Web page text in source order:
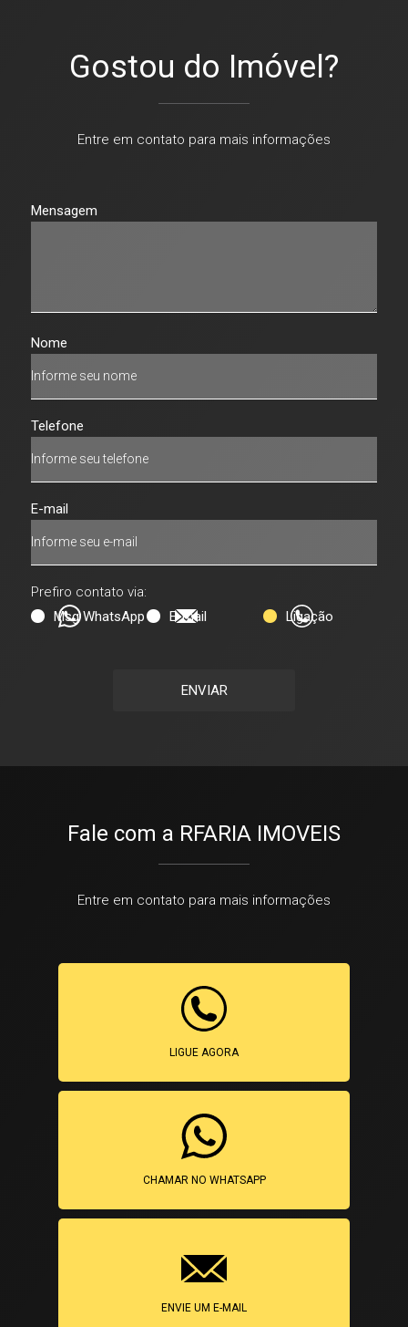
Gostou do Imóvel?
Entre em contato para mais informações
Mensagem
Nome
Telefone
E-mail
Prefiro contato via:
Msg WhatsApp
E-mail Ligação
ENVIAR
Fale com a RFARIA IMOVEIS
Entre em contato para mais informações
LIGUE AGORA
CHAMAR NO WHATSAPP
ENVIE UM E-MAIL